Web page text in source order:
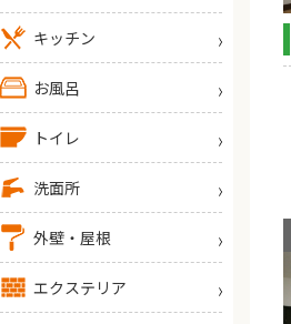
キッチン
お風呂
トイレ
洗面所
外壁・屋根
エクステリア